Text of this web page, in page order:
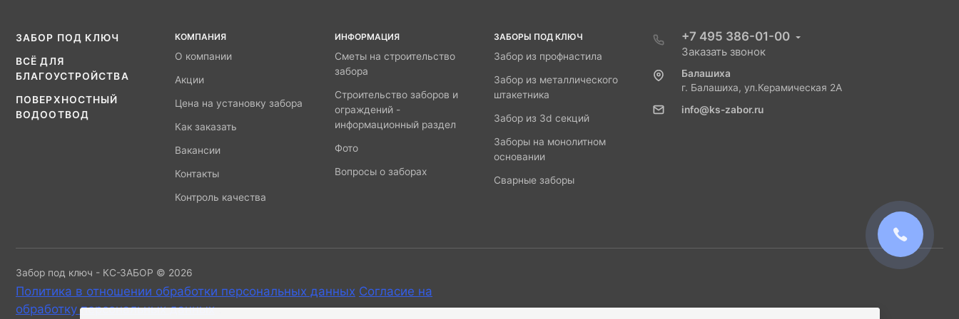
ЗАБОР ПОД КЛЮЧ
ВСЁ ДЛЯ
БЛАГОУСТРОЙСТВА
ПОВЕРХНОСТНЫЙ
ВОДООТВОД
КОМПАНИЯ
О компании
Акции
Цена на установку забора
Как заказать
Вакансии
Контакты
Контроль качества
ИНФОРМАЦИЯ
Сметы на строительство
забора
Строительство заборов и
ограждений -
информационный раздел
Фото
Вопросы о заборах
ЗАБОРЫ ПОД КЛЮЧ
Забор из профнастила
Забор из металлического
штакетника
Забор из 3d секций
Заборы на монолитном
основании
Сварные заборы
+7 495 386-01-00
Заказать звонок
Балашиха
г. Балашиха, ул.Керамическая 2А
info@ks-zabor.ru
Забор под ключ - КС-ЗАБОР © 2026
Политика в отношении обработки персональных данных Согласие на
обработку персональных данных .